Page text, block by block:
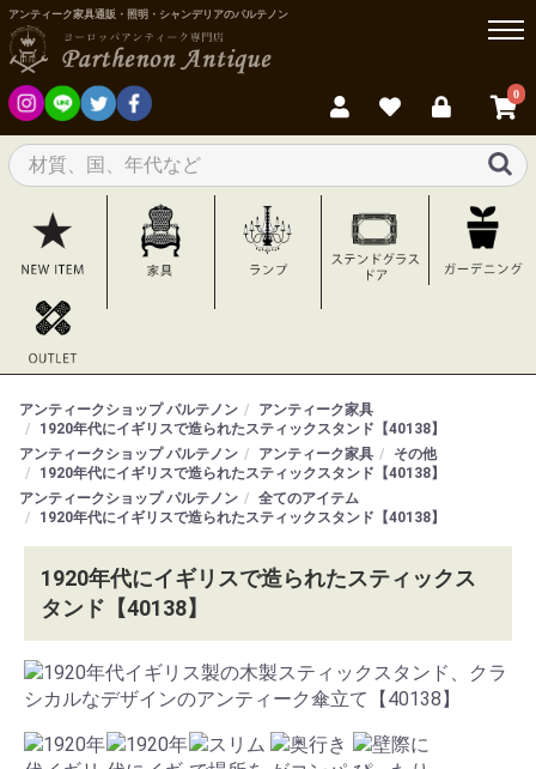
アンティーク家具通販・照明・シャンデリアのパルテノン
0
アンティークショップ パルテノン
アンティーク家具
1920年代にイギリスで造られたスティックスタンド【40138】
アンティークショップ パルテノン
アンティーク家具
その他
1920年代にイギリスで造られたスティックスタンド【40138】
アンティークショップ パルテノン
全てのアイテム
1920年代にイギリスで造られたスティックスタンド【40138】
1920年代にイギリスで造られたスティックス
タンド【40138】